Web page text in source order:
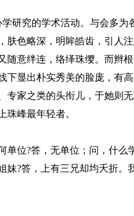
究的学术活动。与会多为
肤色略深，明眸皓齿，引人
随意绊连，络绎珠缨。而辫
下显出朴实秀美的脸庞，有
专家之类的头衔儿，于她则
珠峰最年轻者。
位?答，无单位；问，什么
妹?答，上有三兄却均夭折。